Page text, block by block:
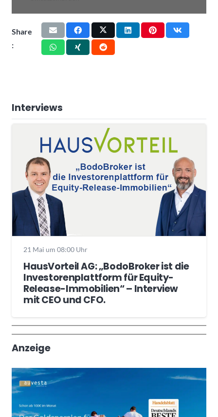
Share
:
Interviews
21 Mai um 08:00 Uhr
HausVorteil AG: „BodoBroker ist die
Investorenplattform für Equity-
Release-Immobilien“ – Interview
mit CEO und CFO.
Wochenrückblick
Trendthemen
Anzeige